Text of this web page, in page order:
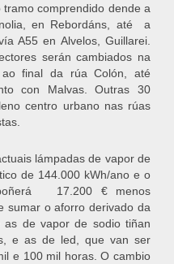
comprendido dende a
en Rebordáns, até a
A55 en Alvelos, Guillarei.
serán cambiados na
final da rúa Colón, até
con Malvas. Outras 30
centro urbano nas rúas
lámpadas de vapor de
de 144.000 kWh/ano e o
17.200 € menos
sumar o aforro derivado da
de vapor de sodio tiñan
e as de led, que van ser
e 100 mil horas. O cambio